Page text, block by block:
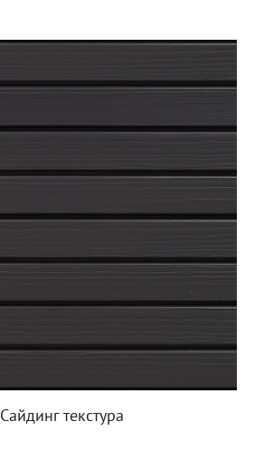
Сайдинг текстура